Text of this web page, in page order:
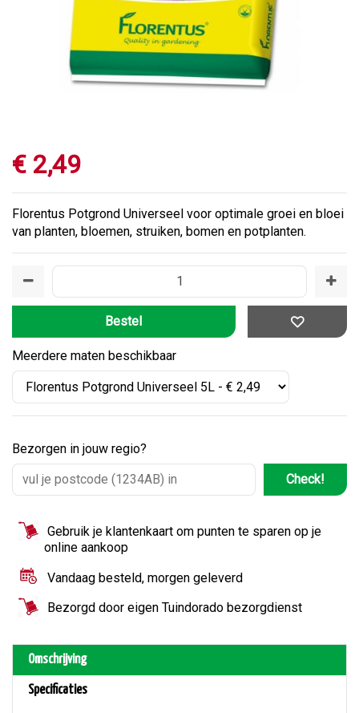
€ 2,49
Florentus Potgrond Universeel voor optimale groei en bloei
van planten, bloemen, struiken, bomen en potplanten.
Meerdere maten beschikbaar
Bezorgen in jouw regio?
Check!
Gebruik je klantenkaart om punten te sparen op je
online aankoop
Vandaag besteld, morgen geleverd
Bezorgd door eigen Tuindorado bezorgdienst
Omschrijving
Specificaties